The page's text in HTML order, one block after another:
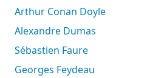
Arthur Conan Doyle
Alexandre Dumas
Sébastien Faure
Georges Feydeau